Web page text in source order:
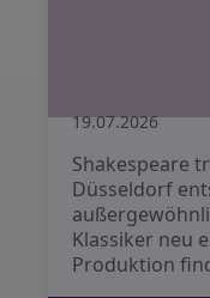
19.07.2026
Shakespeare
Düsseldorf
Klassiker neu
Produktion